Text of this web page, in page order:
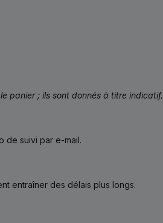
panier ; ils sont donnés à titre indicatif.
de suivi par e-mail.
entraîner des délais plus longs.